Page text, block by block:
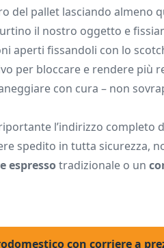
del pallet lasciando almeno
il nostro oggetto e
aperti fissandoli con lo
per bloccare e rendere più
con cura – non
l’indirizzo completo
spedito in tutta sicurezza,
espressotradizionale o un
con corriere a